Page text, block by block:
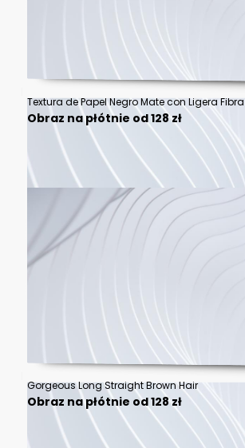
Textura de Papel Negro Mate con Ligera Fibra
Obraz na płótnie od 128 zł
Gorgeous Long Straight Brown Hair
Obraz na płótnie od 128 zł